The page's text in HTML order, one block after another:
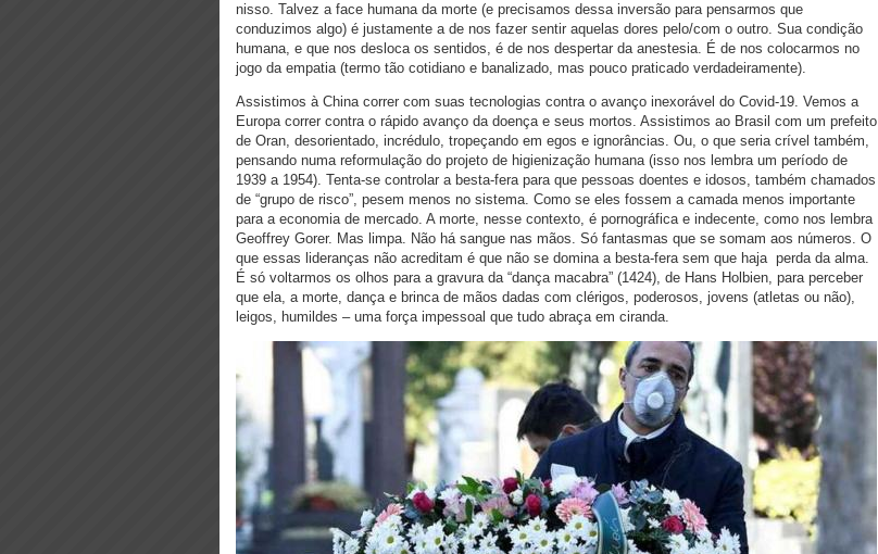
nisso. Talvez a face humana da morte (e precisamos dessa inversão para pensarmos que
conduzimos algo) é justamente a de nos fazer sentir aquelas dores pelo/com o outro. Sua condição
humana, e que nos desloca os sentidos, é de nos despertar da anestesia. É de nos colocarmos no
jogo da empatia (termo tão cotidiano e banalizado, mas pouco praticado verdadeiramente).
Assistimos à China correr com suas tecnologias contra o avanço inexorável do Covid-19. Vemos a
Europa correr contra o rápido avanço da doença e seus mortos. Assistimos ao Brasil com um prefeito
de Oran, desorientado, incrédulo, tropeçando em egos e ignorâncias. Ou, o que seria crível também,
pensando numa reformulação do projeto de higienização humana (isso nos lembra um período de
1939 a 1954). Tenta-se controlar a besta-fera para que pessoas doentes e idosos, também chamados
de “grupo de risco”, pesem menos no sistema. Como se eles fossem a camada menos importante
para a economia de mercado. A morte, nesse contexto, é pornográfica e indecente, como nos lembra
Geoffrey Gorer. Mas limpa. Não há sangue nas mãos. Só fantasmas que se somam aos números. O
que essas lideranças não acreditam é que não se domina a besta-fera sem que haja perda da alma.
É só voltarmos os olhos para a gravura da “dança macabra” (1424), de Hans Holbien, para perceber
que ela, a morte, dança e brinca de mãos dadas com clérigos, poderosos, jovens (atletas ou não),
leigos, humildes – uma força impessoal que tudo abraça em ciranda.